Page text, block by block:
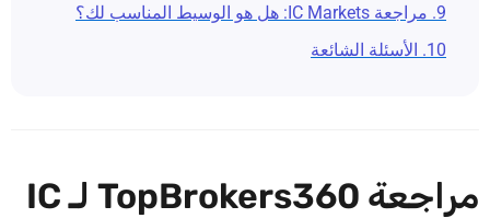
9. مراجعة IC Markets: هل هو الوسيط المناسب لك؟
10. الأسئلة الشائعة
مراجعة TopBrokers360 لـ IC